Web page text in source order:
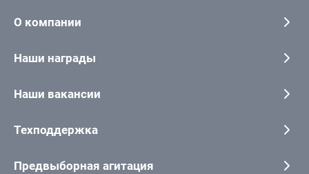
О компании
Наши награды
Наши вакансии
Техподдержка
Предвыборная агитация